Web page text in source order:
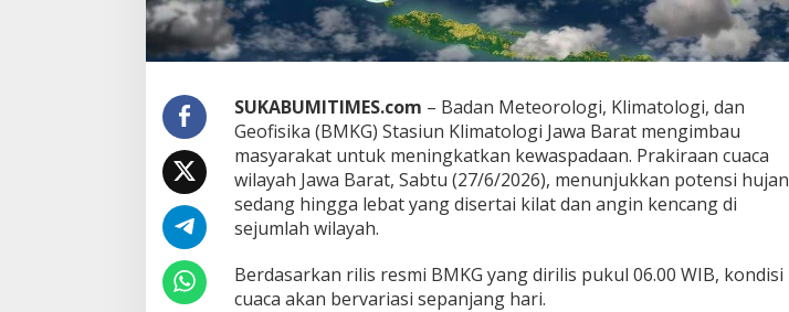
h
i
n
g
a
L
e
b
a
A
c
a
SUKABUMITIMES.com – Badan Meteorologi, Klimatologi, dan
Geofisika (BMKG) Stasiun Klimatologi Jawa Barat mengimbau
masyarakat untuk meningkatkan kewaspadaan. Prakiraan cuaca
wilayah Jawa Barat, Sabtu (27/6/2026), menunjukkan potensi hujan
sedang hingga lebat yang disertai kilat dan angin kencang di
sejumlah wilayah.
Berdasarkan rilis resmi BMKG yang dirilis pukul 06.00 WIB, kondisi
cuaca akan bervariasi sepanjang hari.